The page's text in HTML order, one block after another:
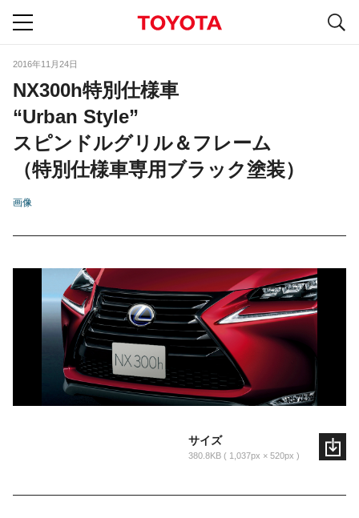
2016年11月24日
NX300h特別仕様車
“Urban Style”
スピンドルグリル＆フレーム
（特別仕様車専用ブラック塗装）
画像
サイズ
380.8KB 1,037px × 520px